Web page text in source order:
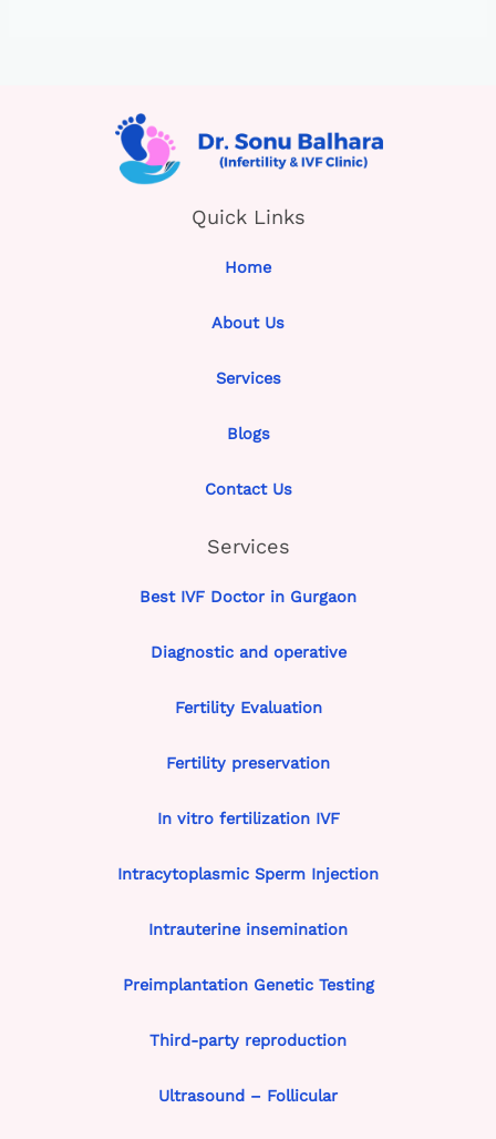
Quick Links
Home
About Us
Services
Blogs
Contact Us
Services
Best IVF Doctor in Gurgaon
Diagnostic and operative
Fertility Evaluation
Fertility preservation
In vitro fertilization IVF
Intracytoplasmic Sperm Injection
Intrauterine insemination
Preimplantation Genetic Testing
Third-party reproduction
Ultrasound – Follicular